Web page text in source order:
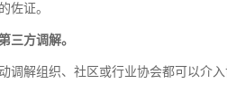
佐证。
三方调解。
调解组织、社区或行业协会都可以介